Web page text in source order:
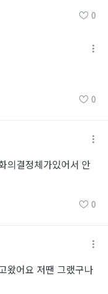
0
0
의결정체가있어서 안
0
왔어요 저땐 그랬구나